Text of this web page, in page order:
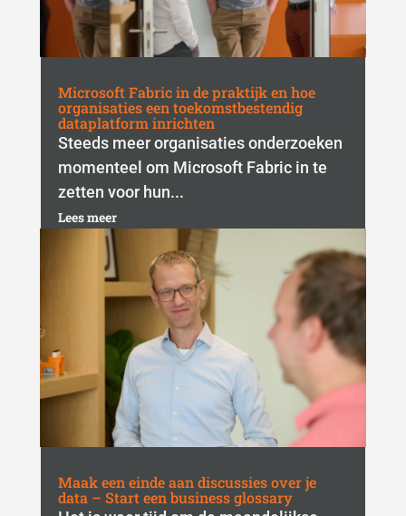
Microsoft Fabric in de praktijk en hoe
organisaties een toekomstbestendig
dataplatform inrichten
Steeds meer organisaties onderzoeken
momenteel om Microsoft Fabric in te
zetten voor hun...
Lees meer
Maak een einde aan discussies over je
data – Start een business glossary